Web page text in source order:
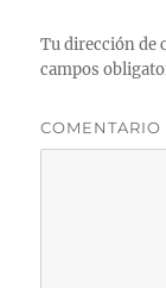
Tu dirección de
campos
COMENTARIO